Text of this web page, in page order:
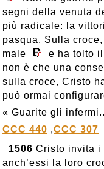
segni della venuta
più radicale: la
pasqua. Sulla
male
e ha tolto
non è che una
sulla croce, Cristo
può ormai
« Guarite gli
CCC 440 ,CCC 307
1506 Cristo invita i
anch’essi la loro